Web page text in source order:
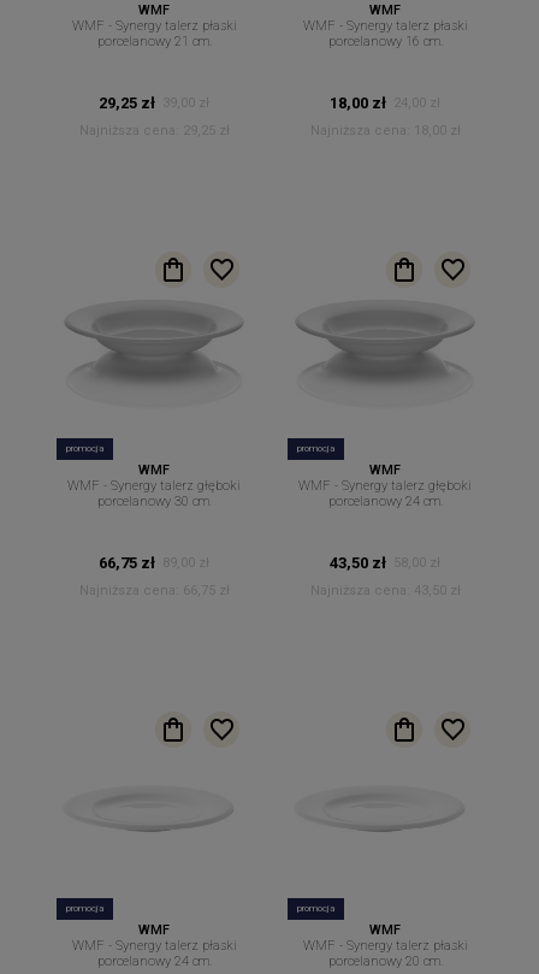
WMF
WMF - Synergy talerz płaski
porcelanowy 21 cm.
29,25 zł
39,00 zł
Najniższa cena:
29,25 zł
WMF
WMF - Synergy talerz płaski
porcelanowy 16 cm.
18,00 zł 24,00 zł
Najniższa cena:
18,00 zł
promocja
WMF
WMF - Synergy talerz głęboki
porcelanowy 30 cm.
66,75 zł 89,00 zł
Najniższa cena:
66,75 zł
promocja
WMF
WMF - Synergy talerz głęboki
porcelanowy 24 cm.
43,50 zł
58,00 zł
Najniższa cena:
43,50 zł
promocja
WMF
WMF - Synergy talerz płaski
porcelanowy 24 cm.
promocja
WMF
WMF - Synergy talerz płaski
porcelanowy 20 cm.